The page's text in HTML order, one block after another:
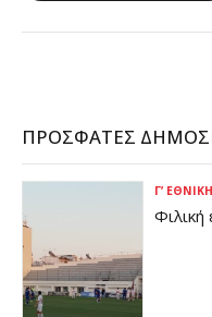
ΠΡΌΣΦΑΤΕΣ
Γ’ ΕΘΝΙΚΉ
Φιλική